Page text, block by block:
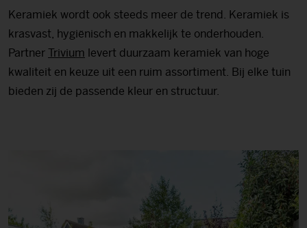
Keramiek wordt ook steeds meer de trend. Keramiek is
krasvast, hygiënisch en makkelijk te onderhouden.
Partner Trivium levert duurzaam keramiek van hoge
kwaliteit en keuze uit een ruim assortiment. Bij elke tuin
bieden zij de passende kleur en structuur.